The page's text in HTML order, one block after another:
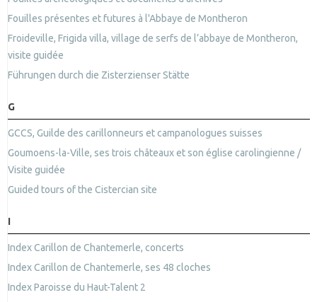
Fouilles présentes et futures à l'Abbaye de Montheron
Froideville, Frigida villa, village de serfs de l’abbaye de Montheron,
visite guidée
Führungen durch die Zisterzienser Stätte
G
GCCS, Guilde des carillonneurs et campanologues suisses
Goumoens-la-Ville, ses trois châteaux et son église carolingienne /
Visite guidée
Guided tours of the Cistercian site
I
Index Carillon de Chantemerle, concerts
Index Carillon de Chantemerle, ses 48 cloches
Index Paroisse du Haut-Talent 2